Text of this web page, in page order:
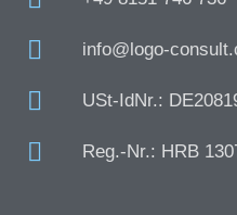
info@logo-
USt-IdNr.:
Reg.-Nr.: HRB